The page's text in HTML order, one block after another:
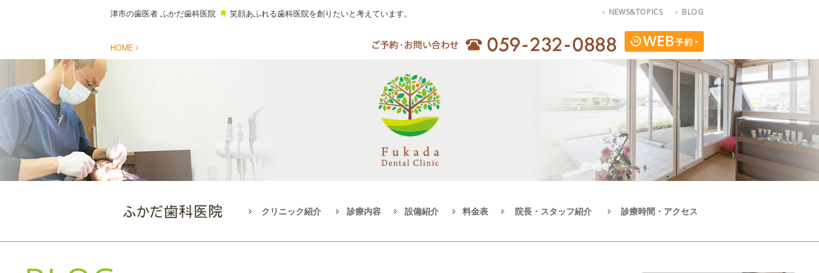
津市の歯医者 ふかだ歯科医院 笑顔あふれる歯科医院を創りたいと考えています。 NEWS&TOPICS BLOG
HOME
クリニック紹介 診療内容 設備紹介 料金表 院長・スタッフ紹介 診療時間・アクセス